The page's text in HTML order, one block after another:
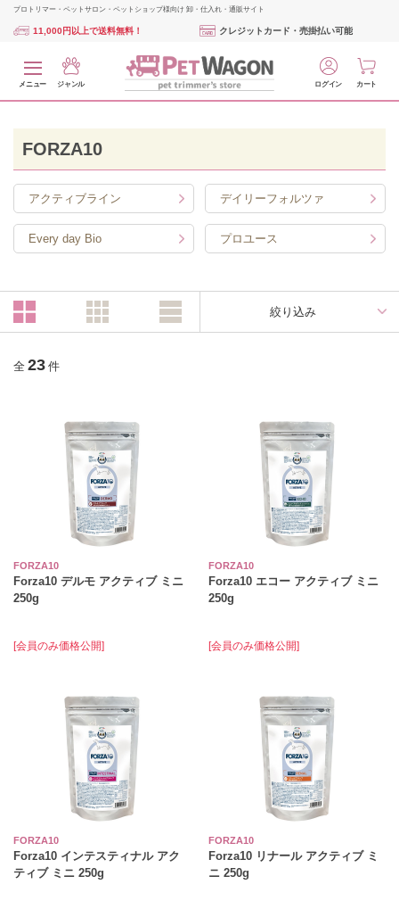
プロトリマー・ペットサロン・ペットショップ様向け 卸・仕入れ・通販サイト
11,000円以上で送料無料！ クレジットカード・売掛払い可能
メニュー ジャンル ログイン カート
FORZA10
アクティブライン デイリーフォルツァ
Every day Bio プロユース
絞り込み
全 23 件
FORZA10
Forza10 デルモ アクティブ ミニ
250g
[会員のみ価格公開]
FORZA10
Forza10 エコー アクティブ ミニ
250g
[会員のみ価格公開]
FORZA10
Forza10 インテスティナル アク
ティブ ミニ 250g
FORZA10
Forza10 リナール アクティブ ミ
ニ 250g